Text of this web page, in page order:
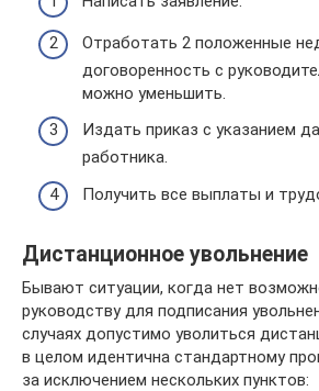
Отработать 2 положенные
договоренность с
можно уменьшить.
Издать приказ с указанием
работника.
Получить все выплаты и
Дистанционное увольнение
Бывают ситуации, когда нет
руководству для подписания
случаях допустимо уволиться
в целом идентична стандартному
за исключением нескольких пунктов: